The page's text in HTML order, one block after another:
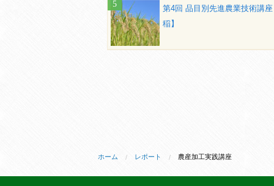
第4回 品目別先進農業技術講
稲】
ホーム レポート 農産加工実践講座